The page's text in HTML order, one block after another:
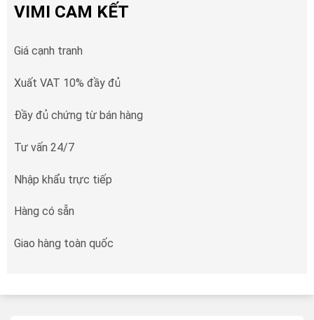
VIMI CAM KẾT
Giá cạnh tranh
Xuất VAT 10% đầy đủ
Đầy đủ chứng từ bán hàng
Tư vấn 24/7
Nhập khẩu trực tiếp
Hàng có sẵn
Giao hàng toàn quốc